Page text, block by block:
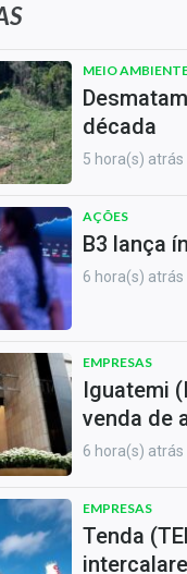
MEIO
década
5 hora(s) atrás
AÇÕES
B3 lança
6 hora(s) atrás
EMPRESAS
Iguatemi
venda de
6 hora(s) atrás
EMPRESAS
Tenda